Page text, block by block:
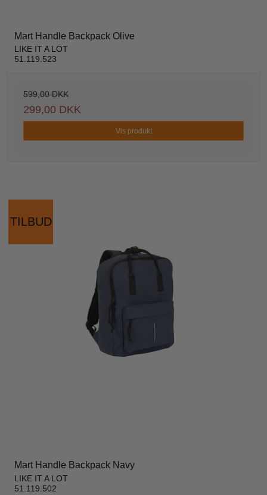
Mart Handle Backpack Olive
LIKE IT A LOT
51.119.523
599,00 DKK
299,00 DKK
Vis produkt
TILBUD
Mart Handle Backpack Navy
LIKE IT A LOT
51.119.502